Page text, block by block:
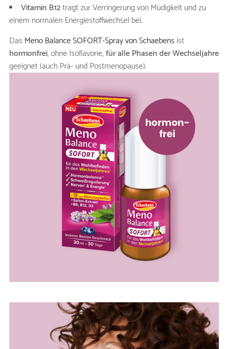
Vitamin B12trägt zur Verringerung von Müdigkeit und zu
einem normalen Energiestoffwechsel bei.
Das Meno Balance SOFORT-Spray von Schaebens ist
hormonfrei, ohne Isoflavone,für alle Phasen der Wechseljahre
geeignet (auch Prä- und Postmenopause).